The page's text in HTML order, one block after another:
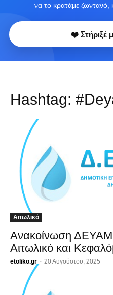
να το κρατάμε ζωντανό,
❤️ Στήριξέ
Hashtag:
Αιτωλικό
Ανακοίνωση ΔΕΥΑΜ
Αιτωλικό και
etoliko.gr - 20 Αυγούστου, 2025